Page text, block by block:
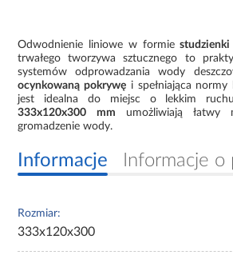
Odwodnienie liniowe w formie
trwałego tworzywa sztucznego to
systemów odprowadzania wody
ocynkowaną pokrywę i spełniająca normy
jest idealna do miejsc o lekkim
333x120x300 mm umożliwiają łatwy
gromadzenie wody.
Informacje Informacje o
Rozmiar:
333x120x300